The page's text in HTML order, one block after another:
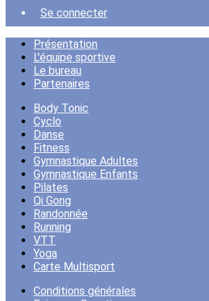
Se connecter
Présentation
L'équipe sportive
Le bureau
Partenaires
Body Tonic
Cyclo
Danse
Fitness
Gymnastique Adultes
Gymnastique Enfants
Pilates
Qi Gong
Randonnée
Running
VTT
Yoga
Carte Multisport
Conditions générales